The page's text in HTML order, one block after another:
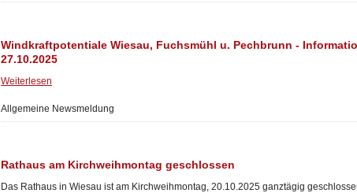
Windkraftpotentiale Wiesau, Fuchsmühl u. Pechbrunn -
27.10.2025
Weiterlesen
Allgemeine Newsmeldung
Rathaus am Kirchweihmontag geschlossen
Das Rathaus in Wiesau ist am Kirchweihmontag, 20.10.2025 ganztägig